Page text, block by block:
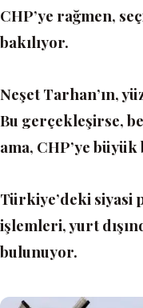
CHP’ye rağmen,
bakılıyor.
Neşet Tarhan’ın,
Bu gerçekleşirse,
ama, CHP’ye
Türkiye’deki siyasi
işlemleri, yurt
bulunuyor.